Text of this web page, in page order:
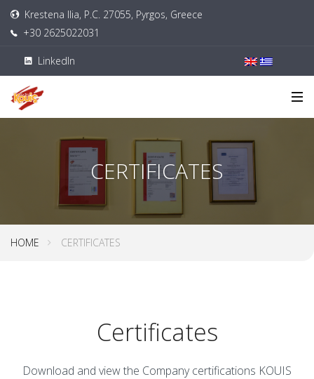
Krestena Ilia, P.C. 27055, Pyrgos, Greece
+30 2625022031
LinkedIn
CERTIFICATES
HOME CERTIFICATES
Certificates
Download and view the Company certifications KOUIS